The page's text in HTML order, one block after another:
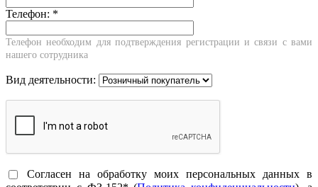
Телефон: *
Телефон необходим для подтверждения регистрации и связи с вами
нашего сотрудника
Вид деятельности:
Согласен на обработку моих персональных данных в